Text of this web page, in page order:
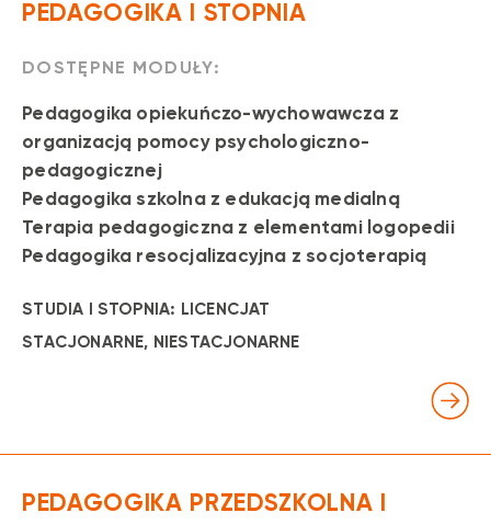
STUDIA I STOPNIA: LICENCJAT
STACJONARNE, NIESTACJONARNE
PEDAGOGIKA I STOPNIA
DOSTĘPNE MODUŁY:
Pedagogika opiekuńczo-wychowawcza z
organizacją pomocy psychologiczno-
pedagogicznej
Pedagogika szkolna z edukacją medialną
Terapia pedagogiczna z elementami logopedii
Pedagogika resocjalizacyjna z socjoterapią
PEDAGOGIKA PRZEDSZKOLNA I